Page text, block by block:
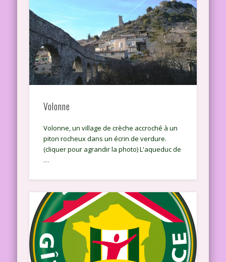
Volonne
Volonne, un village de crèche accroché à un
piton rocheux dans un écrin de verdure.
(cliquer pour agrandir la photo) L'aqueduc de
…